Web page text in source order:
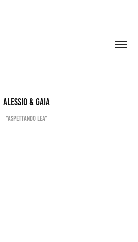
ALESSIO & GAIA
"ASPETTANDO LEA"